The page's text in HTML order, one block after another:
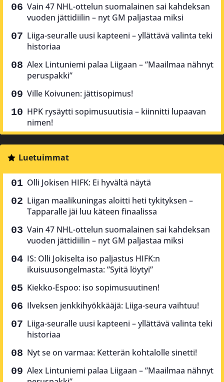
Vain 47 NHL-ottelun suomalainen sai kahdeksan
vuoden jättidiilin – nyt GM paljastaa miksi
Liiga-seuralle uusi kapteeni – yllättävä valinta teki
historiaa
Alex Lintuniemi palaa Liigaan – ”Maailmaa nähnyt
peruspakki”
Ville Koivunen: jättisopimus!
HPK rysäytti sopimusuutisia – kiinnitti lupaavan
nimen!
Luetuimmat
Olli Jokisen HIFK: Ei hyvältä näytä
Liigan maalikuningas aloitti heti tykityksen –
Tapparalle jäi luu käteen finaalissa
Vain 47 NHL-ottelun suomalainen sai kahdeksan
vuoden jättidiilin – nyt GM paljastaa miksi
IS: Olli Jokiselta iso paljastus HIFK:n
ikuisuusongelmasta: ”Syitä löytyi”
Kiekko-Espoo: iso sopimusuutinen!
Ilveksen jenkkihyökkääjä: Liiga-seura vaihtuu!
Liiga-seuralle uusi kapteeni – yllättävä valinta teki
historiaa
Nyt se on varmaa: Ketterän kohtalolle sinetti!
Alex Lintuniemi palaa Liigaan – ”Maailmaa nähnyt